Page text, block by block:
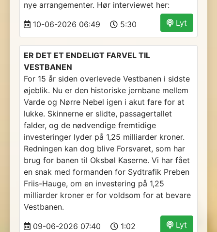
nye arrangementer. Hør interviewet her:
Lyt
10-06-2026 06:49 5:30
ER DET ET ENDELIGT FARVEL TIL
VESTBANEN
For 15 år siden overlevede Vestbanen i sidste
øjeblik. Nu er den historiske jernbane mellem
Varde og Nørre Nebel igen i akut fare for at
lukke. Skinnerne er slidte, passagertallet
falder, og de nødvendige fremtidige
investeringer lyder på 1,25 milliarder kroner.
Redningen kan dog blive Forsvaret, som har
brug for banen til Oksbøl Kaserne. Vi har fået
en snak med formanden for Sydtrafik Preben
Friis-Hauge, om en investering på 1,25
milliarder kroner er for voldsom for at bevare
Vestbanen.
Lyt
09-06-2026 07:40 1:02